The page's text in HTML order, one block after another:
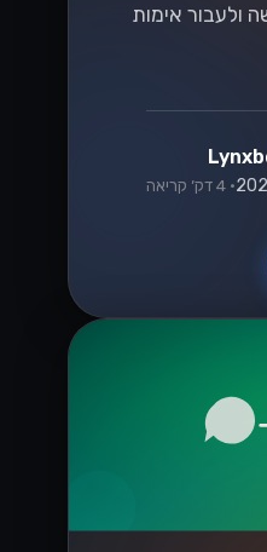
ולעבור אימות
• 4 דק׳ קריאה